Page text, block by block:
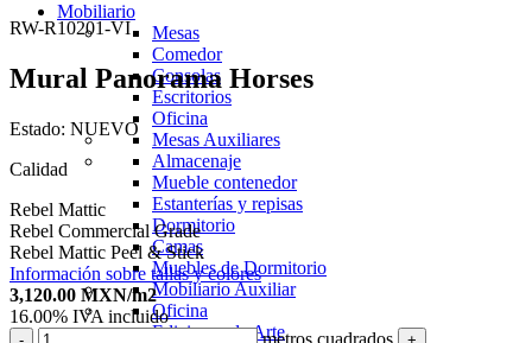
Mobiliario
Mesas
Comedor
Consolas
Escritorios
Oficina
Mesas Auxiliares
Almacenaje
Mueble contenedor
Estanterías y repisas
Dormitorio
Camas
Muebles de Dormitorio
Mobiliario Auxiliar
Oficina
Ediciones de Arte
RW-R10201-VI
Mural Panorama Horses
Estado: NUEVO
Calidad
Rebel Mattic
Rebel Commercial Grade
Rebel Mattic Peel & Stick
Información sobre tallas y colores
3,120.00 MXN/m2
16.00% IVA incluido
metros cuadrados